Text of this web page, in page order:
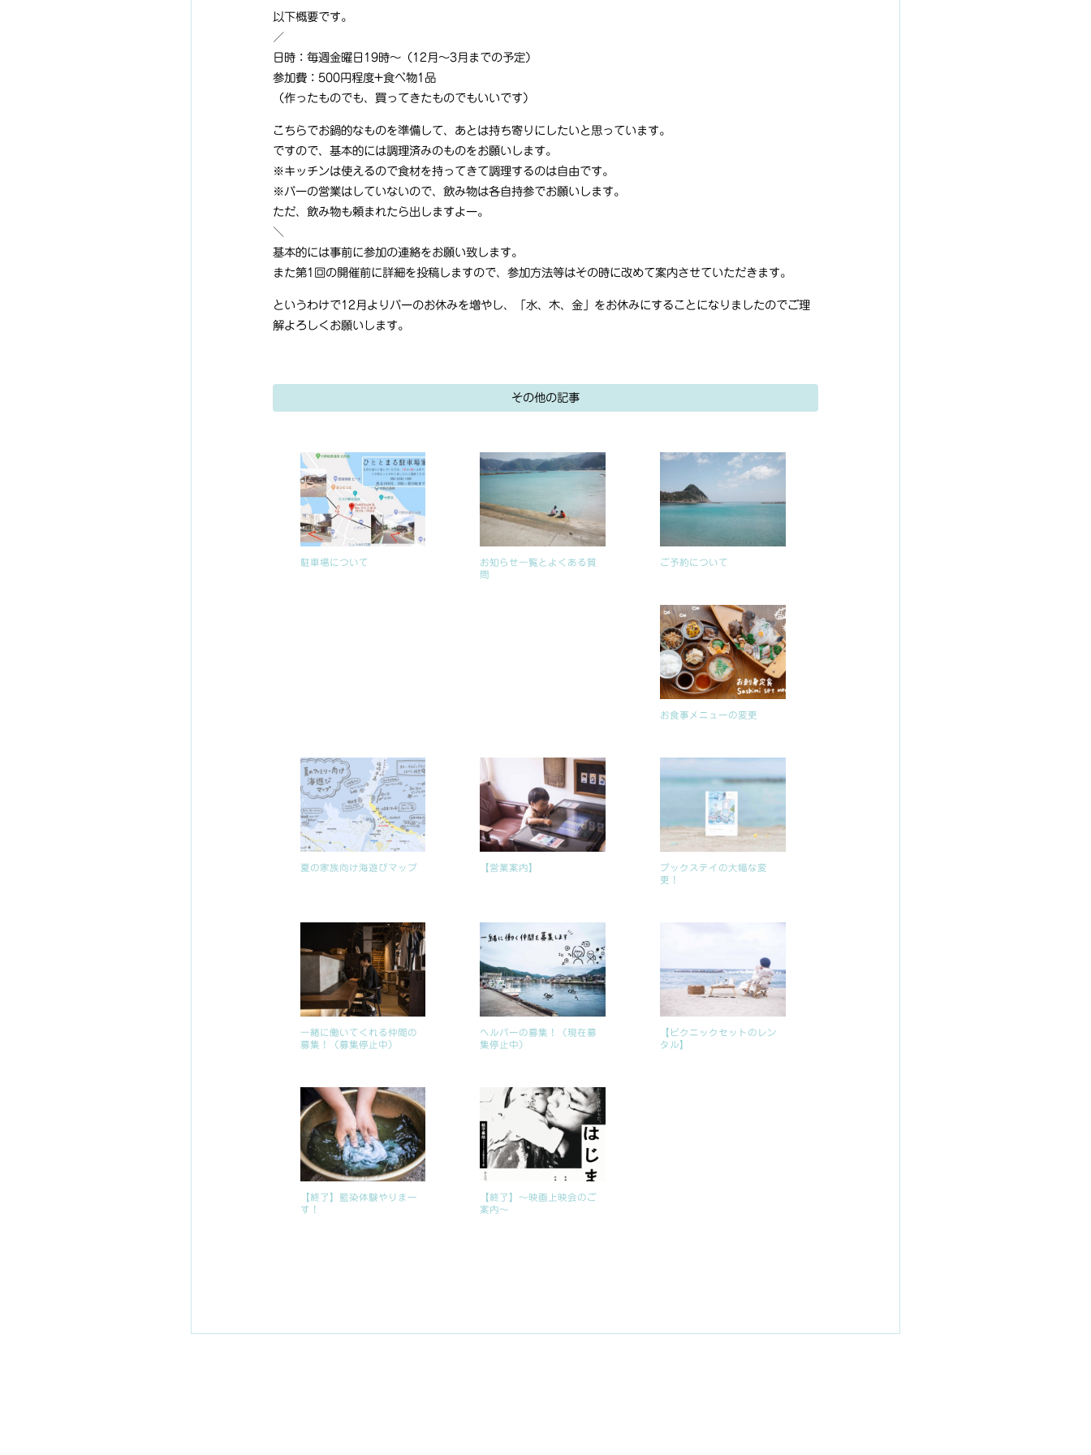
以下概要です。
／
日時：毎週金曜日19時〜（12月〜3月までの予定）
参加費：500円程度+食べ物1品
（作ったものでも、買ってきたものでもいいです）
こちらでお鍋的なものを準備して、あとは持ち寄りにしたいと思っています。
ですので、基本的には調理済みのものをお願いします。
※キッチンは使えるので食材を持ってきて調理するのは自由です。
※バーの営業はしていないので、飲み物は各自持参でお願いします。
ただ、飲み物も頼まれたら出しますよー。
＼
基本的には事前に参加の連絡をお願い致します。
また第1回の開催前に詳細を投稿しますので、参加方法等はその時に改めて案内させていただきます。
というわけで12月よりバーのお休みを増やし、「水、木、金」をお休みにすることになりましたのでご理
解よろしくお願いします。
その他の記事
駐車場について
お知らせ一覧とよくある質
問
ご予約について
お食事メニューの変更
夏の家族向け海遊びマップ 【営業案内】
ブックステイの大幅な変
更！
一緒に働いてくれる仲間の
募集！（募集停止中）
ヘルパーの募集！（現在募
集停止中）
【ピクニックセットのレン
タル】
【終了】藍染体験やりまー
す！
【終了】〜映画上映会のご
案内〜